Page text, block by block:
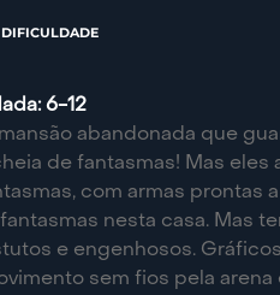
DIFICULDADE
6-12
abandonada que
de fantasmas! Mas
com armas prontas
nesta casa. Mas
e engenhosos.
sem fios pela